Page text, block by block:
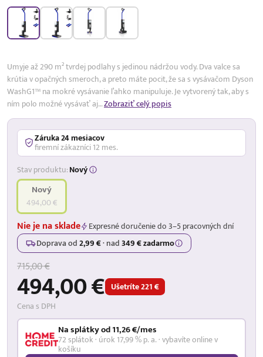
Úrok
17,99 %
p.a.
Umyje až 290 m² tvrdej podlahy s jedinou nádržou vody. Dva valce sa
krútia v opačných smeroch, a preto máte pocit, že sa s vysávačom Dyson
WashG1™ na mokré vysávanie ľahko manipuluje. Je vytvorený tak, aby s
ním polo možné vysávať aj…Zobraziť celý popis
Záruka 24 mesiacov
firemní zákazníci 12 mes.
Stav produktu:Nový
Nový
494,00 €
Nie je na sklade
Expresné doručenie do 3–5 pracovných dní
Doprava od2,99 €·nad349 € zadarmo
715,00 €
494,00 € Ušetríte 221 €
Cena s DPH
Na splátky od 11,26 €/mes
72 splátok · úrok 17,99 % p. a. · vybavíte online v
košíku